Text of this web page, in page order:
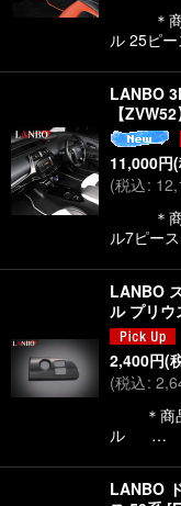
＊商品
ル 25ピ
LANBO
【ZVW52
11,000円
(税込:
＊商品
ル7ピー
LANBO
ル プリ
2,400円(
(税込:
＊商品
ル …
LANBO